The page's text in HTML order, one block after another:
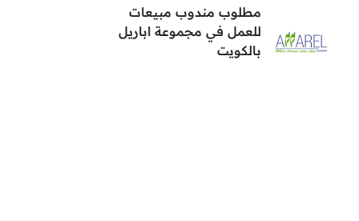
مطلوب مندوب مبيعات
للعمل في مجموعة اباريل
بالكويت